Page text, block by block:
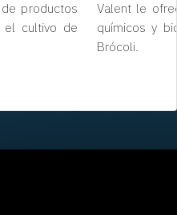
productos
el cultivo de
Valent le
químicos y
Brócoli.